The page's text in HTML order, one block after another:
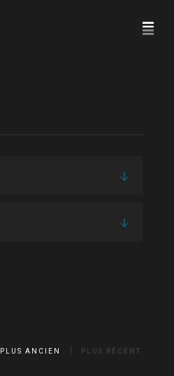
PLUS ANCIEN PLUS RÉCENT